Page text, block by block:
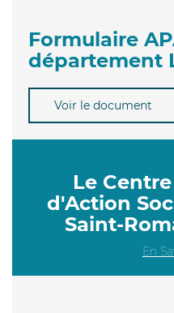
Formulaire
département
Voir le document
Le
d'Action
Saint-
En